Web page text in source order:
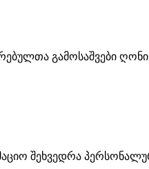
გამოსაშვები
შეხვედრა